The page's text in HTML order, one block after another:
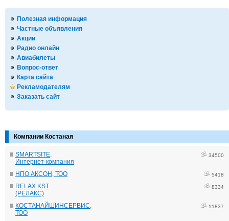
Полезная информация
Частные объявления
Акции
Радио онлайн
Авиабилеты
Вопрос-ответ
Карта сайта
Рекламодателям
Заказать сайт
Компании Костаная
SMARTSITE,
Интернет-компания
34500
НПО АКСОН, ТОО 5418
RELAX KST
(РЕЛАКС)
8334
КОСТАНАЙШИНСЕРВИС,
ТОО
11837